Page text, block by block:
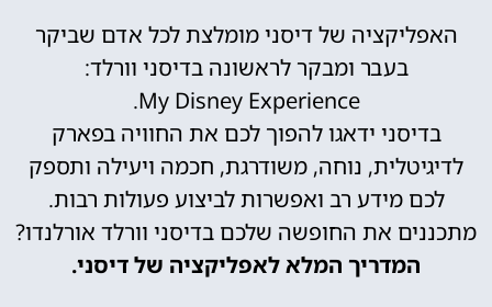
האפליקציה של דיסני מומלצת לכל אדם שביקר
בעבר ומבקר לראשונה בדיסני וורלד:
My Disney Experience.
בדיסני ידאגו להפוך לכם את החוויה בפארק
לדיגיטלית, נוחה, משודרגת, חכמה ויעילה ותספק
לכם מידע רב ואפשרות לביצוע פעולות רבות.
מתכננים את החופשה שלכם בדיסני וורלד אורלנדו?
המדריך המלא לאפליקציה של דיסני.